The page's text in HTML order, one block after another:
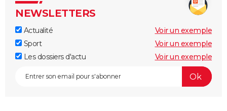
NEWSLETTERS
Actualité
Voir un exemple
Sport
Voir un exemple
Les dossiers d'actu
Voir un exemple